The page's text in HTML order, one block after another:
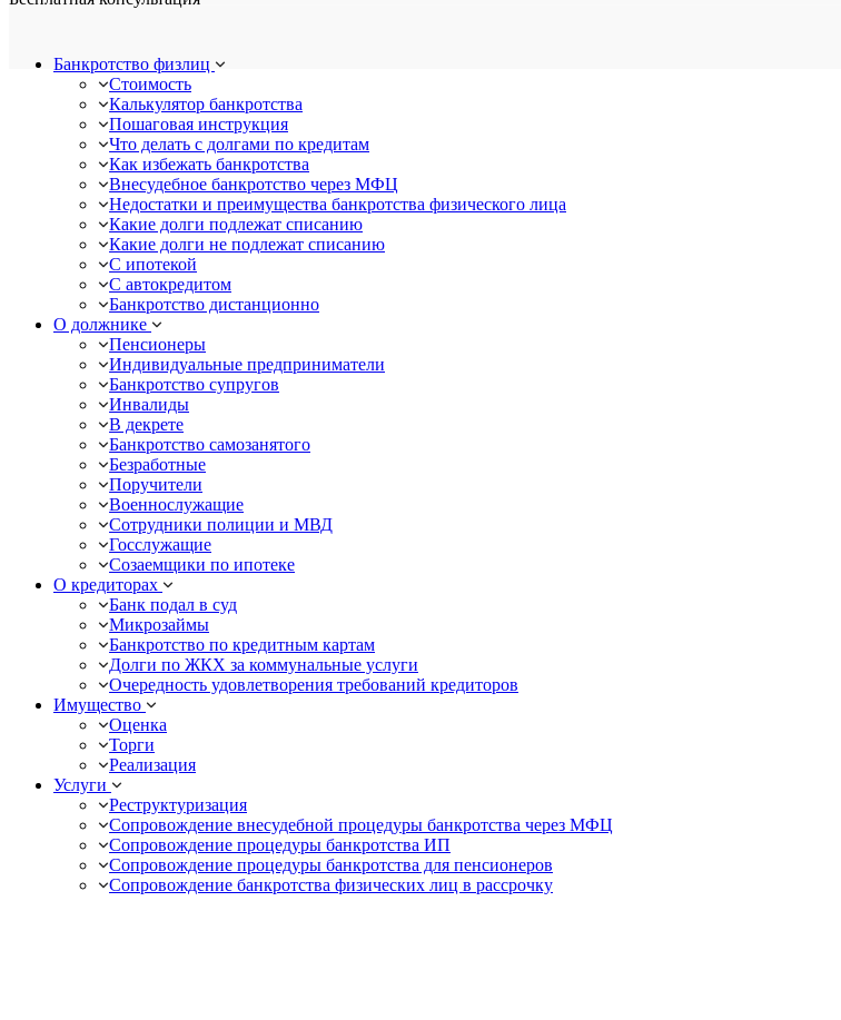
Банкротство физлиц
Стоимость
Калькулятор банкротства
Пошаговая инструкция
Что делать с долгами по кредитам
Как избежать банкротства
Внесудебное банкротство через МФЦ
Недостатки и преимущества банкротства физического лица
Какие долги подлежат списанию
Какие долги не подлежат списанию
С ипотекой
С автокредитом
Банкротство дистанционно
О должнике
Пенсионеры
Индивидуальные предприниматели
Банкротство супругов
Инвалиды
В декрете
Банкротство самозанятого
Безработные
Поручители
Военнослужащие
Сотрудники полиции и МВД
Госслужащие
Созаемщики по ипотеке
О кредиторах
Банк подал в суд
Микрозаймы
Банкротство по кредитным картам
Долги по ЖКХ за коммунальные услуги
Очередность удовлетворения требований кредиторов
Имущество
Оценка
Торги
Реализация
Услуги
Реструктуризация
Сопровождение внесудебной процедуры банкротства через МФЦ
Сопровождение процедуры банкротства ИП
Сопровождение процедуры банкротства для пенсионеров
Сопровождение банкротства физических лиц в рассрочку